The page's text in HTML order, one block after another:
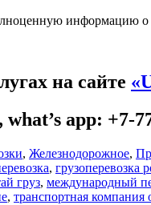
информацию о
на сайте
app: +7-
, Железнодорожное,
, грузоперевозка
груз, международный
, транспортная